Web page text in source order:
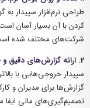
طراحی نرم‌افزار سپیدار
کردن با آن بسیار آسان
شرکت‌های مختلف شده
2. ارائه گزارش‌های دقیق و حرفه‌ای
سپیدار خروجی‌هایی با
گزارش‌ها برای مدیران و
تصمیم‌گیری‌های مالی ایفا